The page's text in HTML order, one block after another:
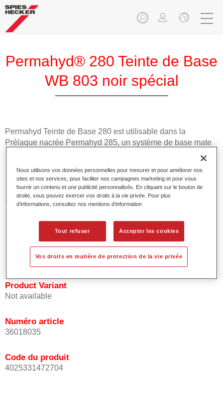
Permahyd® 280 Teinte de Base
WB 803 noir spécial
Permahyd Teinte de Base 280 est utilisable dans la
Prélaque nacrée Permahyd 285, un système de base mate
technologie spéciale de dispersion polyuréthanne pour les
teintes opaques et à effet.
Caractéristiques du produit
Offre une bonne stabilité verticale.
Procure une bonne opacité.
Est d'une grande précision colorimétrique.
Peut être recouverte avec Le Vernis HS Permasolid.
Product Variant
Not available
Numéro article
36018035
Code du produit
4025331472704
Nous utilisons vos données personnelles pour mesurer et pour améliorer nos
sites et nos services, pour faciliter nos campagnes marketing et pour vous
fournir un contenu et une publicité personnalisés. En cliquant sur le bouton de
droite, vous pouvez exercer vos droits à la vie privée. Pour plus
d’informations, consultez nos mentions d’information
Tout refuser Accepter les cookies
Vos droits en matière de protection de la vie privée